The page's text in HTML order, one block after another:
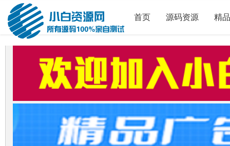
首页 源码资源 精